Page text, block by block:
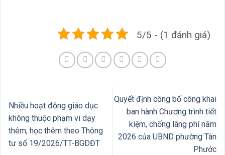
5/5 - (1 đánh giá)
Nhiều hoạt động giáo dục
không thuộc phạm vi dạy
thêm, học thêm theo Thông
tư số 19/2026/TT-BGDĐT
Quyết định công bố công khai
ban hành Chương trình tiết
kiệm, chống lãng phí năm
2026 của UBND phường Tân
Phước